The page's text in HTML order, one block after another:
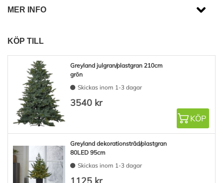
MER INFO
KÖP TILL
Greyland julgran/plastgran 210cm
grön
Skickas inom 1-3 dagar
3540 kr
KÖP
Greyland dekorationsträd/plastgran
80LED 95cm
Skickas inom 1-3 dagar